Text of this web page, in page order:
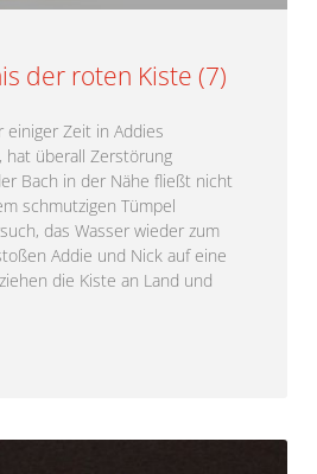
der roten Kiste (7)
einiger Zeit in Addies
überall Zerstörung
Bach in der Nähe fließt nicht
schmutzigen Tümpel
das Wasser wieder zum
Addie und Nick auf eine
die Kiste an Land und